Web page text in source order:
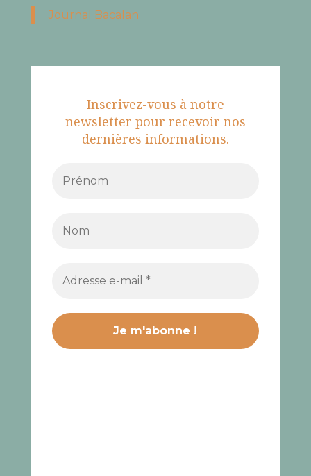
Journal Bacalan
Inscrivez-vous à notre
newsletter pour recevoir nos
dernières informations.